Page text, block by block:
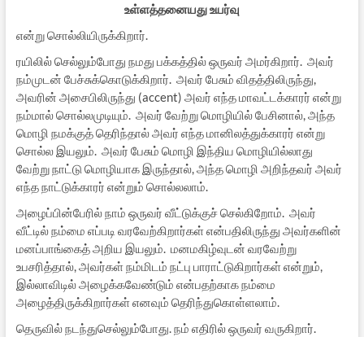
உள்ளத்தனையது உயர்வு
என்று சொல்லியிருக்கிறார்.
ரயிலில் செல்லும்போது நமது பக்கத்தில் ஒருவர் அமர்கிறார். அவர்
நம்முடன் பேச்சுக்கொடுக்கிறார். அவர் பேசும் விதத்திலிருந்து,
அவரின் அசைபிலிருந்து (accent) அவர் எந்த மாவட்டக்காரர் என்று
நம்மால் சொல்லமுடியும். அவர் வேற்று மொழியில் பேசினால், அந்த
மொழி நமக்குத் தெரிந்தால் அவர் எந்த மானிலத்துக்காரர் என்று
சொல்ல இயலும். அவர் பேசும் மொழி இந்திய மொழியில்லாது
வேற்று நாட்டு மொழியாக இருந்தால், அந்த மொழி அறிந்தவர் அவர்
எந்த நாட்டுக்காரர் என்றும் சொல்லலாம்.
அழைப்பின்பேரில் நாம் ஒருவர் வீட்டுக்குச் செல்கிறோம். அவர்
வீட்டில் நம்மை எப்படி வரவேற்கிறார்கள் என்பதிலிருந்து அவர்களின்
மனப்பாங்கைத் அறிய இயலும். மனமகிழ்வுடன் வரவேற்று
உபசரித்தால், அவர்கள் நம்மிடம் நட்பு பாராட்டுகிறார்கள் என்றும்,
இல்லாவிடில் அழைக்கவேண்டும் என்பதற்காக நம்மை
அழைத்திருக்கிறார்கள் எனவும் தெரிந்துகொள்ளலாம்.
தெருவில் நடந்துசெல்லும்போது. நம் எதிரில் ஒருவர் வருகிறார்.